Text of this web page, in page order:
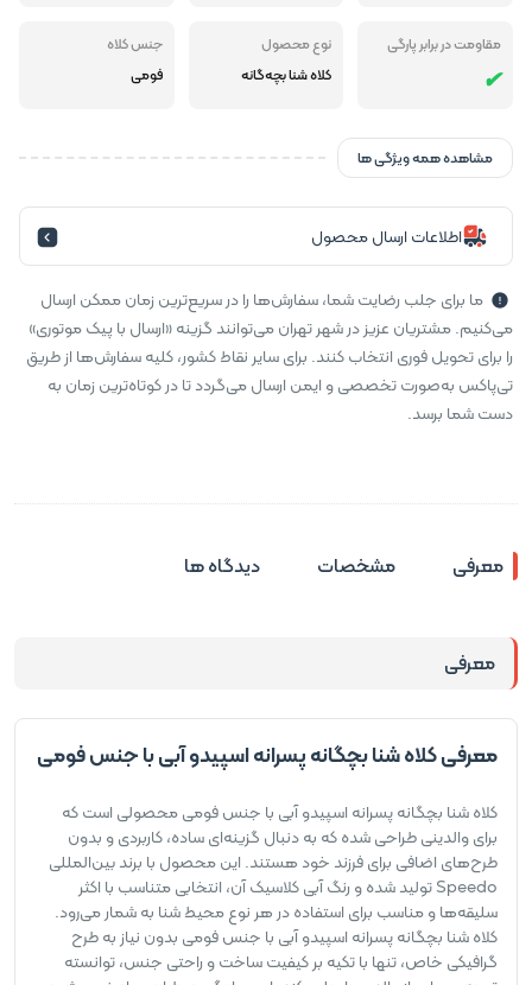
مقاومت در برابر پارگی
نوع محصول
کلاه شنا بچه‌گانه
جنس کلاه
فومی
مشاهده همه ویژگی ها
اطلاعات ارسال محصول
ما برای جلب رضایت شما، سفارش‌ها را در سریع‌ترین زمان ممکن ارسال
می‌کنیم. مشتریان عزیز در شهر تهران می‌توانند گزینه «ارسال با پیک موتوری»
را برای تحویل فوری انتخاب کنند. برای سایر نقاط کشور، کلیه سفارش‌ها از طریق
تی‌پاکس به‌صورت تخصصی و ایمن ارسال می‌گردد تا در کوتاه‌ترین زمان به
دست شما برسد.
معرفی مشخصات دیدگاه ها
معرفی
معرفی کلاه شنا بچگانه پسرانه اسپیدو آبی با جنس فومی
کلاه شنا بچگانه پسرانه اسپیدو آبی با جنس فومی محصولی است که
برای والدینی طراحی شده که به دنبال گزینه‌ای ساده، کاربردی و بدون
طرح‌های اضافی برای فرزند خود هستند. این محصول با برند بین‌المللی
Speedo تولید شده و رنگ آبی کلاسیک آن، انتخابی متناسب با اکثر
سلیقه‌ها و مناسب برای استفاده در هر نوع محیط شنا به شمار می‌رود.
کلاه شنا بچگانه پسرانه اسپیدو آبی با جنس فومی بدون نیاز به طرح
گرافیکی خاص، تنها با تکیه بر کیفیت ساخت و راحتی جنس، توانسته